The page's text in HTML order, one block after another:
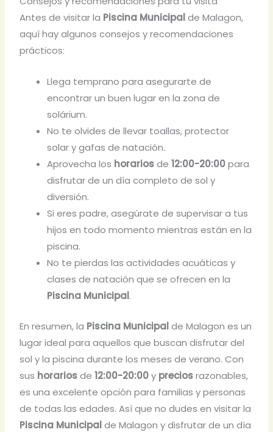
Antes de visitar la Piscina Municipalde Malagon,
aquí hay algunos consejos y recomendaciones
prácticos:
Llega temprano para asegurarte de
encontrar un buen lugar en la zona de
solárium.
No te olvides de llevar toallas, protector
solar y gafas de natación.
Aprovecha los horariosde12:00-20:00para
disfrutar de un día completo de sol y
diversión.
Si eres padre, asegúrate de supervisar a tus
hijos en todo momento mientras están en la
piscina.
No te pierdas las actividades acuáticas y
clases de natación que se ofrecen en la
Piscina Municipal.
En resumen, la Piscina Municipalde Malagon es un
lugar ideal para aquellos que buscan disfrutar del
sol y la piscina durante los meses de verano. Con
sus horariosde12:00-20:00y preciosrazonables,
es una excelente opción para familias y personas
de todas las edades. Así que no dudes en visitar la
Piscina Municipalde Malagon y disfrutar de un día